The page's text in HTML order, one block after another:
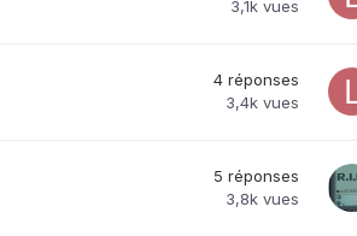
3,1k vues
4 réponses
3,4k vues
5 réponses
3,8k vues